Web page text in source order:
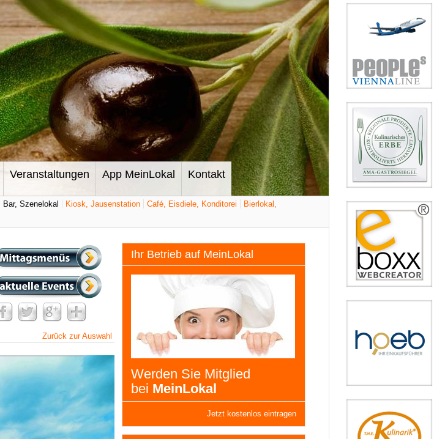
Veranstaltungen App MeinLokal Kontakt
Bar, Szenelokal Kiosk, Jausenstation Café, Eisdiele, Konditorei
Bierlokal,
Zurück zur Auswahl
Ihr Betrieb auf MeinLokal
Werden Sie Mitglied
bei MeinLokal
Jetzt kostenlos eintragen